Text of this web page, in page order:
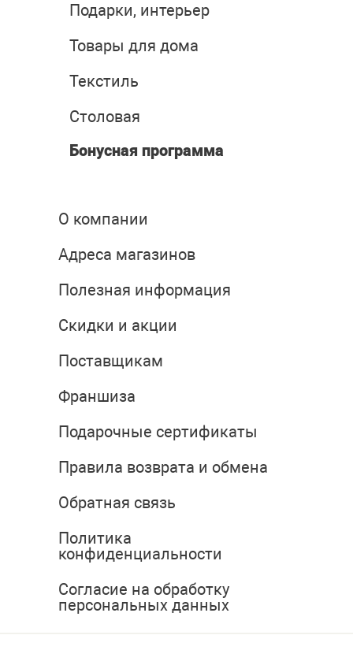
Подарки, интерьер
Товары для дома
Текстиль
Столовая
Бонусная программа
О компании
Адреса магазинов
Полезная информация
Скидки и акции
Поставщикам
Франшиза
Подарочные сертификаты
Правила возврата и обмена
Обратная связь
Политика
конфиденциальности
Согласие на обработку
персональных данных